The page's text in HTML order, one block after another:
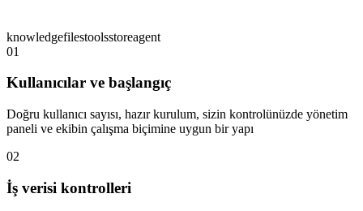
knowledgefilestoolsstoreagent
01
Kullanıcılar ve başlangıç
Doğru kullanıcı sayısı, hazır kurulum, sizin kontrolünüzde yönetim
paneli ve ekibin çalışma biçimine uygun bir yapı
02
İş verisi kontrolleri